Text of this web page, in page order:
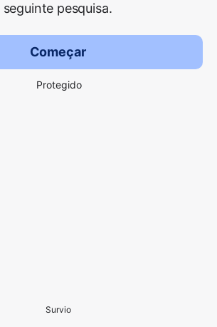
seguinte pesquisa.
Começar
Protegido
Survio